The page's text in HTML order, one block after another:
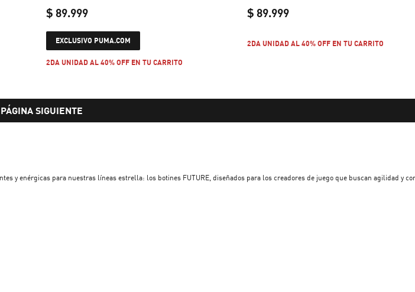
$ 89.999
current price $ 89.999
EXCLUSIVO PUMA.COM
2DA UNIDAD AL 40% OFF EN TU CARRITO
$ 89.999
2DA UNIDAD AL 40% OFF EN TU CARRITO
PÁGINA SIGUIENTE
y enérgicas para nuestras líneas estrella: los botines FUTURE, diseñados para los creadores de juego que buscan agilidad y